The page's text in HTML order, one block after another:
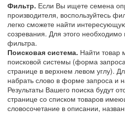
Фильтр. Если Вы ищете семена
производителя, воспользуйтесь
легко сможете найти
созревания. Для этого необходимо
фильтра.
Поисковая система. Найти товар
поисковой системы (форма
странице в верхнем левом углу).
набрать слово в форме запроса и
Результаты Вашего поиска будут
странице со списком товаров
словосочетание в описании,